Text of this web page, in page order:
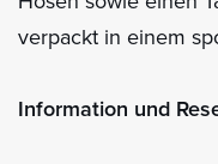
verpackt in einem
Information und